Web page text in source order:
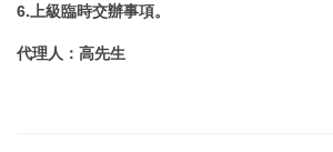
6. 上級臨時交辦事項。
代理人 ： 高先生